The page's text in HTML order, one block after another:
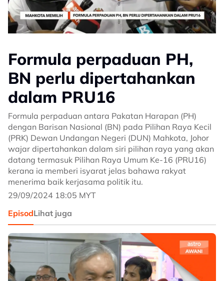
Formula perpaduan PH,
BN perlu dipertahankan
dalam PRU16
Formula perpaduan antara Pakatan Harapan (PH)
dengan Barisan Nasional (BN) pada Pilihan Raya Kecil
(PRK) Dewan Undangan Negeri (DUN) Mahkota, Johor
wajar dipertahankan dalam siri pilihan raya yang akan
datang termasuk Pilihan Raya Umum Ke-16 (PRU16)
kerana ia memberi isyarat jelas bahawa rakyat
menerima baik kerjasama politik itu.
29/09/2024 18:05 MYT
EpisodLihat juga